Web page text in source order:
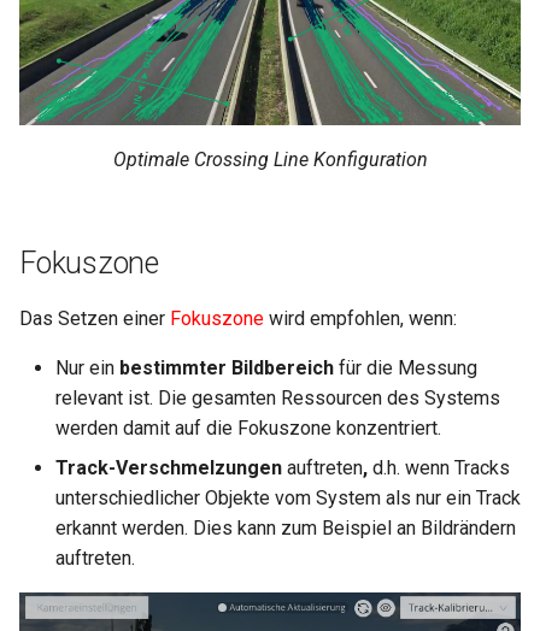
Optimale Crossing Line Konfiguration
Fokuszone
Das Setzen einer Fokuszone wird empfohlen, wenn:
Nur ein bestimmter Bildbereich für die Messung
relevant ist. Die gesamten Ressourcen des Systems
werden damit auf die Fokuszone konzentriert.
Track-Verschmelzungen auftreten, d.h. wenn Tracks
unterschiedlicher Objekte vom System als nur ein Track
erkannt werden. Dies kann zum Beispiel an Bildrändern
auftreten.